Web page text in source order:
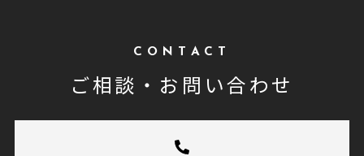
CONTACT
ご相談・ お問い合わせ